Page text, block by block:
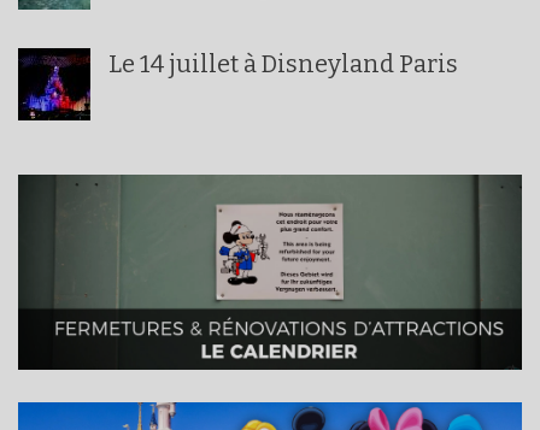
Le 14 juillet à Disneyland Paris